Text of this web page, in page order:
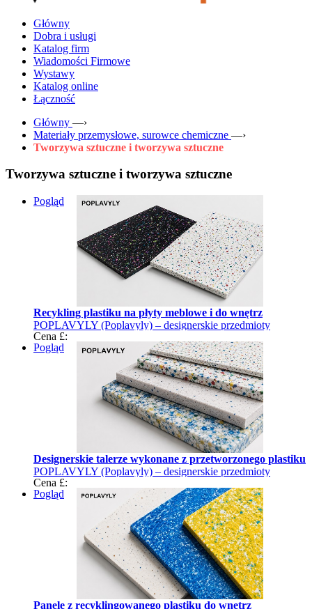
Główny
Dobra i usługi
Katalog firm
Wiadomości Firmowe
Wystawy
Katalog online
Łączność
Główny —›
Materiały przemysłowe, surowce chemiczne —›
Tworzywa sztuczne i tworzywa sztuczne
Tworzywa sztuczne i tworzywa sztuczne
Pogląd
Recykling plastiku na płyty meblowe i do wnętrz
POPLAVYLY (Poplavyly) – designerskie przedmioty
wykonane z recyklingowanego plastiku
Cena £:
Pogląd
Designerskie talerze wykonane z przetworzonego plastiku
POPLAVYLY (Poplavyly) – designerskie przedmioty
wykonane z recyklingowanego plastiku
Cena £:
Pogląd
Panele z recyklingowanego plastiku do wnętrz